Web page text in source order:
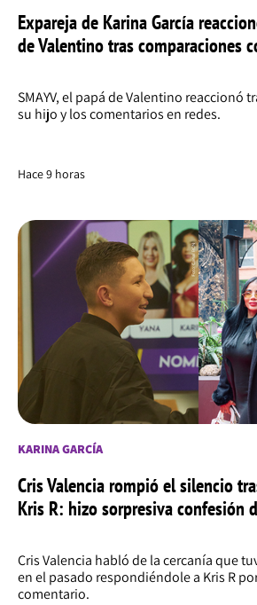
Expareja de Karina García
de Valentino tras comparaciones
SMAYV, el papá de Valentino reaccionó
su hijo y los comentarios en redes.
Hace 9 horas
KARINA GARCÍA
Cris Valencia rompió el silencio
Kris R: hizo sorpresiva confesión
Cris Valencia habló de la cercanía que
en el pasado respondiéndole a Kris R
comentario.